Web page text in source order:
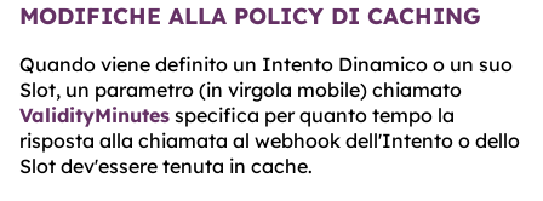
MODIFICHE ALLA POLICY DI CACHING
Quando viene definito un Intento Dinamico o un suo
Slot, un parametro (in virgola mobile) chiamato
ValidityMinutes specifica per quanto tempo la
risposta alla chiamata al webhook dell'Intento o dello
Slot dev'essere tenuta in cache.